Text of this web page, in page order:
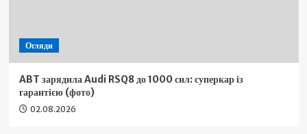
Огляди
ABT зарядила Audi RSQ8 до 1000 сил: суперкар із
гарантією (фото)
02.08.2026